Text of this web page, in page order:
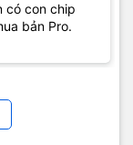
có con chip
bản Pro.